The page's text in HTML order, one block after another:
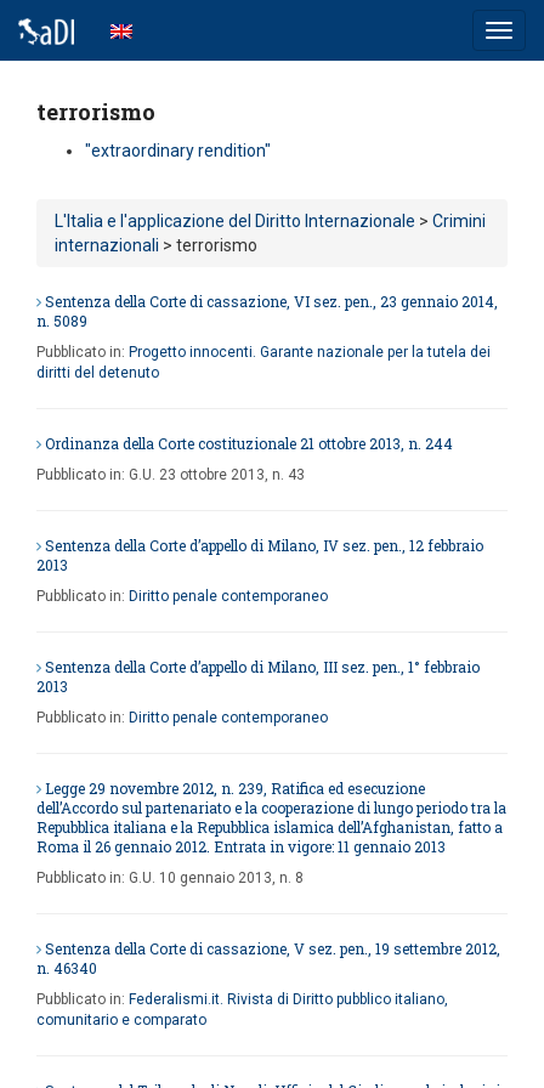
terrorismo
"extraordinary rendition"
L'Italia e l'applicazione del Diritto Internazionale > Crimini
internazionali > terrorismo
Sentenza della Corte di cassazione, VI sez. pen., 23 gennaio 2014,
n. 5089
Pubblicato in: Progetto innocenti. Garante nazionale per la tutela dei
diritti del detenuto
Ordinanza della Corte costituzionale 21 ottobre 2013, n. 244
Pubblicato in: G.U. 23 ottobre 2013, n. 43
Sentenza della Corte d’appello di Milano, IV sez. pen., 12 febbraio
2013
Pubblicato in: Diritto penale contemporaneo
Sentenza della Corte d’appello di Milano, III sez. pen., 1° febbraio
2013
Pubblicato in: Diritto penale contemporaneo
Legge 29 novembre 2012, n. 239, Ratifica ed esecuzione
dell’Accordo sul partenariato e la cooperazione di lungo periodo tra la
Repubblica italiana e la Repubblica islamica dell’Afghanistan, fatto a
Roma il 26 gennaio 2012. Entrata in vigore: 11 gennaio 2013
Pubblicato in: G.U. 10 gennaio 2013, n. 8
Sentenza della Corte di cassazione, V sez. pen., 19 settembre 2012,
n. 46340
Pubblicato in: Federalismi.it. Rivista di Diritto pubblico italiano,
comunitario e comparato